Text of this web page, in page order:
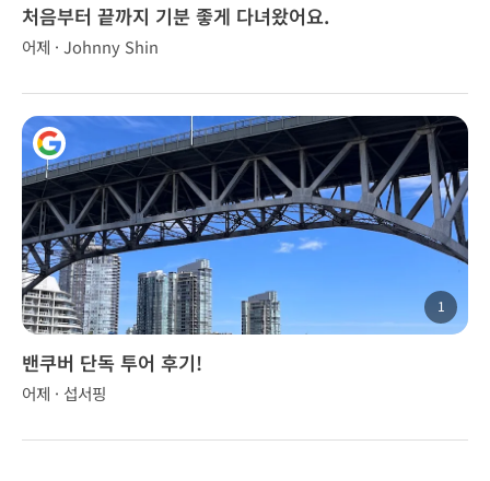
처음부터 끝까지 기분 좋게 다녀왔어요.
어제 · Johnny Shin
1
밴쿠버 단독 투어 후기!
어제 · 섭서핑